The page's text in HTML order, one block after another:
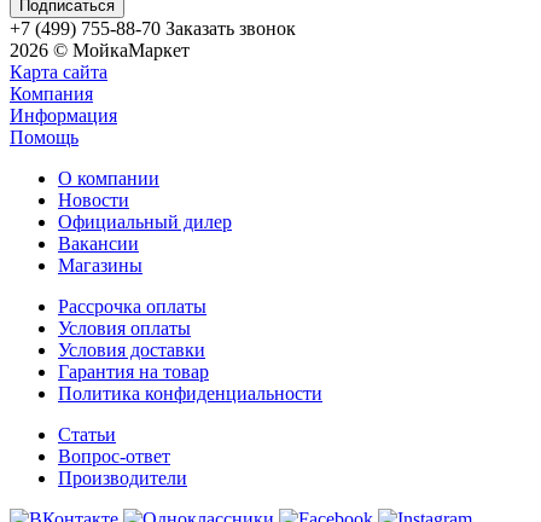
+7 (499) 755-88-70 Заказать звонок
2026 © МойкаМаркет
Карта сайта
Компания
Информация
Помощь
О компании
Новости
Официальный дилер
Вакансии
Магазины
Рассрочка оплаты
Условия оплаты
Условия доставки
Гарантия на товар
Политика конфиденциальности
Статьи
Вопрос-ответ
Производители